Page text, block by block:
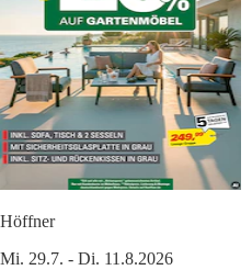
Höffner
Mi. 29.7. - Di. 11.8.2026